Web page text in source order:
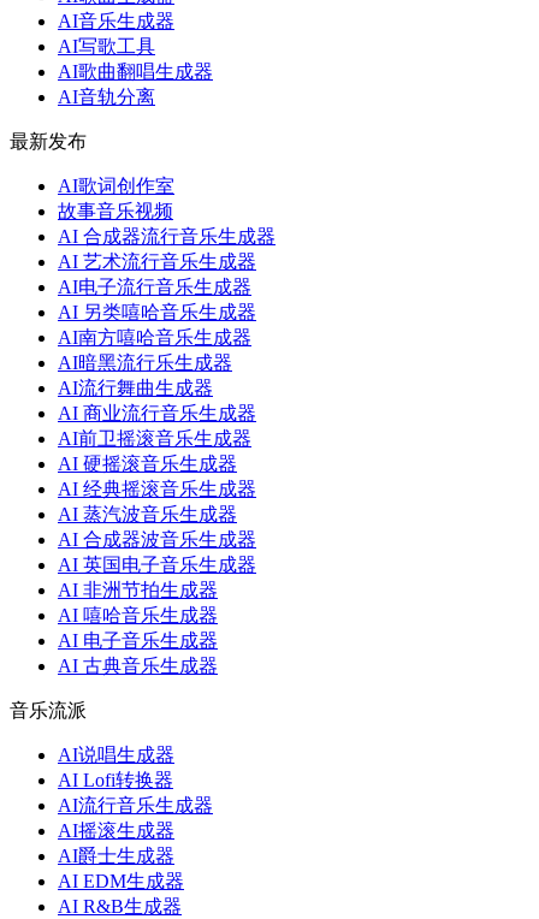
AI音乐生成器
AI写歌工具
AI歌曲翻唱生成器
AI音轨分离
最新发布
AI歌词创作室
故事音乐视频
AI 合成器流行音乐生成器
AI 艺术流行音乐生成器
AI电子流行音乐生成器
AI 另类嘻哈音乐生成器
AI南方嘻哈音乐生成器
AI暗黑流行乐生成器
AI流行舞曲生成器
AI 商业流行音乐生成器
AI前卫摇滚音乐生成器
AI 硬摇滚音乐生成器
AI 经典摇滚音乐生成器
AI 蒸汽波音乐生成器
AI 合成器波音乐生成器
AI 英国电子音乐生成器
AI 非洲节拍生成器
AI 嘻哈音乐生成器
AI 电子音乐生成器
AI 古典音乐生成器
音乐流派
AI说唱生成器
AI Lofi转换器
AI流行音乐生成器
AI摇滚生成器
AI爵士生成器
AI EDM生成器
AI R&B生成器